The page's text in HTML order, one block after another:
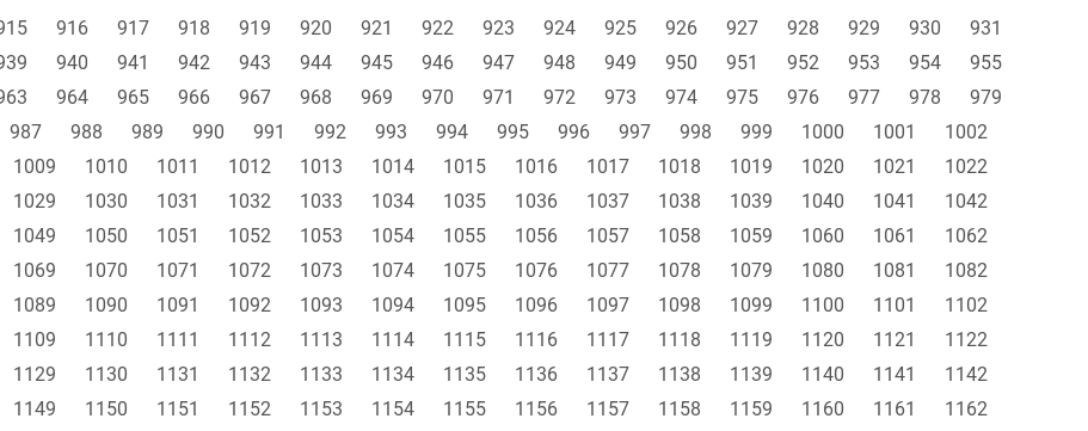
916 917 918 919 920 921 922 923 924 925 926 927 928 929 930
931
940 941 942 943 944 945 946 947 948 949 950 951 952 953 954
955
964 965 966 967 968 969 970 971 972 973 974 975 976 977 978
979
987 988 989 990 991 992 993 994 995 996 997 998 999 1000 1001
1002
1009 1010 1011 1012 1013 1014 1015 1016 1017 1018 1019 1020 1021
1022
1029 1030 1031 1032 1033 1034 1035 1036 1037 1038 1039 1040 1041
1042
1049 1050 1051 1052 1053 1054 1055 1056 1057 1058 1059 1060 1061
1062
1069 1070 1071 1072 1073 1074 1075 1076 1077 1078 1079 1080 1081
1082
1089 1090 1091 1092 1093 1094 1095 1096 1097 1098 1099 1100 1101
1102
1109 1110 1111 1112 1113 1114 1115 1116 1117 1118 1119 1120 1121
1122
1129 1130 1131 1132 1133 1134 1135 1136 1137 1138 1139 1140 1141
1142
1149 1150 1151 1152 1153 1154 1155 1156 1157 1158 1159 1160 1161
1162